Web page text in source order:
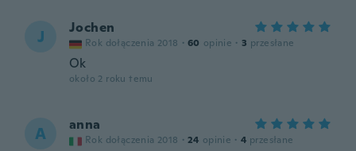
J Jochen
Rok dołączenia 2018 · 60 opinie · 3 przesłane
Ok
około 2 roku temu
A anna
Rok dołączenia 2018 · 24 opinie · 4 przesłane